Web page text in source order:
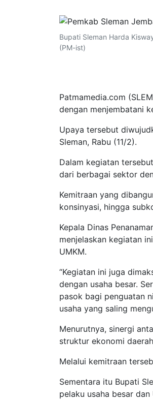
Bupati Sleman Harda
(PM-ist)
Patmamedia.com
dengan menjembatani
Upaya tersebut
Sleman, Rabu (11/2).
Dalam kegiatan
dari berbagai sektor
Kemitraan yang
konsinyasi, hingga
Kepala Dinas
menjelaskan kegiatan
UMKM.
“Kegiatan ini juga
dengan usaha besar.
pasok bagi penguatan
usaha yang saling
Menurutnya, sinergi
struktur ekonomi
Melalui kemitraan
Sementara itu Bupati
pelaku usaha besar dan